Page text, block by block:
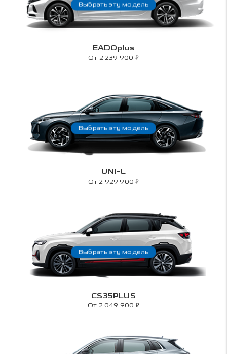
EADOplus
От 2 239 900 ₽
Выбрать эту модель
UNI-L
От 2 929 900₽
Выбрать эту модель
CS35PLUS
От 2 049 900 ₽
Выбрать эту модель